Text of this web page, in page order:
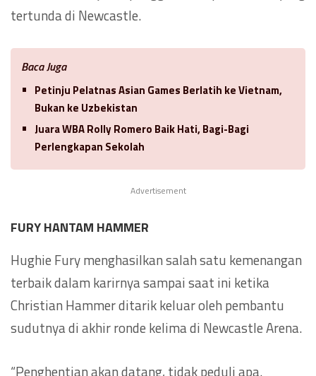
tertunda di Newcastle.
Baca Juga
Petinju Pelatnas Asian Games Berlatih ke Vietnam,
Bukan ke Uzbekistan
Juara WBA Rolly Romero Baik Hati, Bagi-Bagi
Perlengkapan Sekolah
Advertisement
FURY HANTAM HAMMER
Hughie Fury menghasilkan salah satu kemenangan
terbaik dalam karirnya sampai saat ini ketika
Christian Hammer ditarik keluar oleh pembantu
sudutnya di akhir ronde kelima di Newcastle Arena.
“Penghentian akan datang, tidak peduli apa.